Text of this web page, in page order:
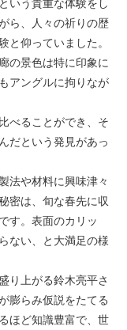
いう貴重な体験をし
ら、人々の祈りの歴
と仰っていました。
の景色は特に印象に
アングルに拘りなが
べることができ、そ
だという発見があっ
法や材料に興味津々
密は、旬な春先に収
す。表面のカリッ
ない、と大満足の様
り上がる鈴木亮平さ
膨らみ仮説をたてる
ほど知識豊富で、世